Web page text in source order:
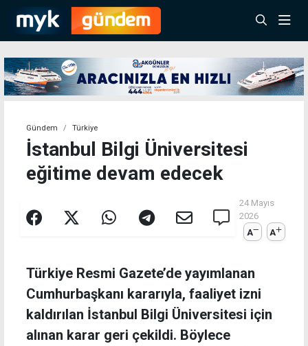
Gündem Türkiye
İstanbul Bilgi Üniversitesi
eğitime devam edecek
24 Mayıs
2026
A
A
Türkiye Resmi Gazete’de yayımlanan
Cumhurbaşkanı kararıyla, faaliyet izni
kaldırılan İstanbul Bilgi Üniversitesi için
alınan karar geri çekildi. Böylece